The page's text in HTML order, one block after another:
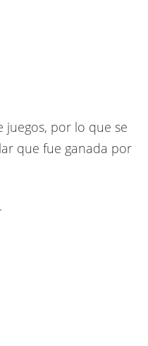
juegos, por lo que se
que fue ganada por